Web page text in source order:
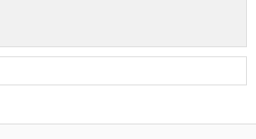
adı bilinmeyen bir matbaacının bir